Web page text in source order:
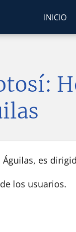
INICIO
es
los usuarios.